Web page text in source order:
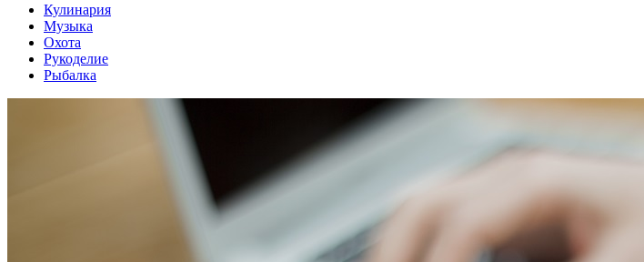
Кулинария
Музыка
Охота
Рукоделие
Рыбалка